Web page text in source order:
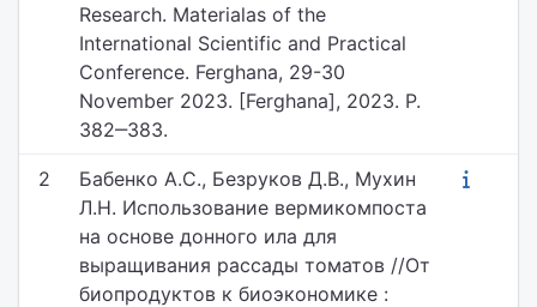
Research. Materialas of the
International Scientific and Practical
Conference. Ferghana, 29-30
November 2023. [Ferghana], 2023. P.
382‒383.
2
Бабенко А.С., Безруков Д.В., Мухин
Л.Н. Использование вермикомпоста
на основе донного ила для
выращивания рассады томатов //От
биопродуктов к биоэкономике :